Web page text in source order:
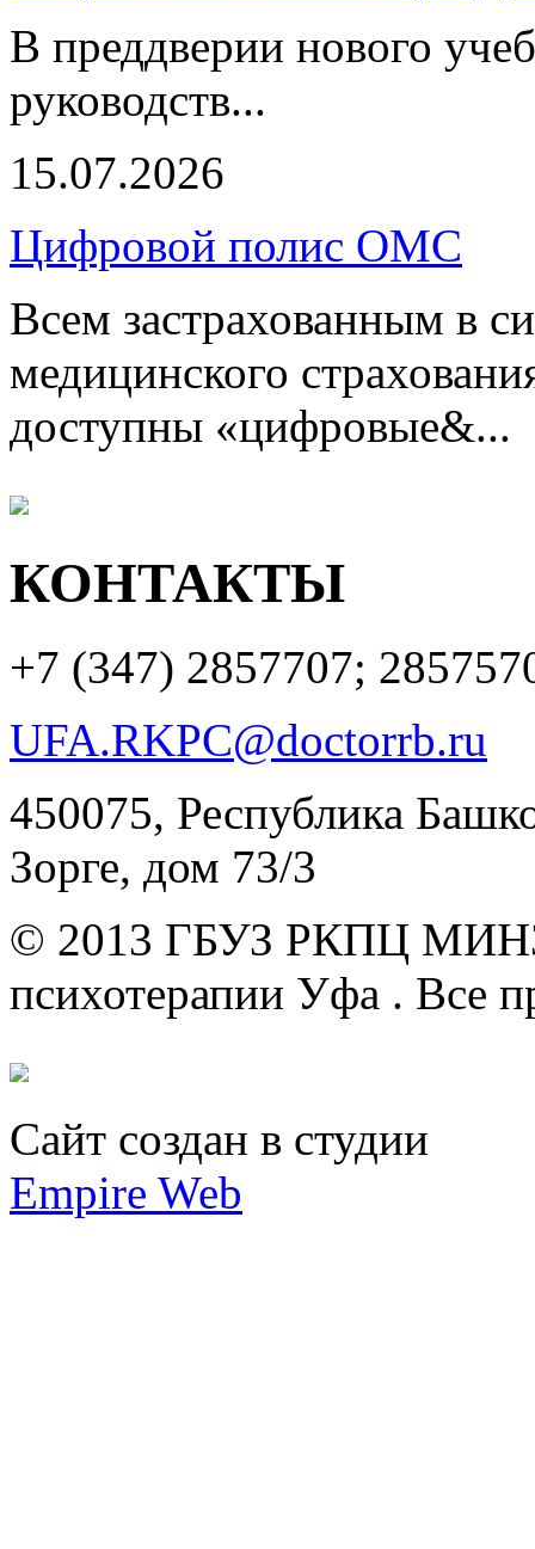
В преддверии нового
руководств...
15.07.2026
Цифровой полис ОМС
Всем застрахованным в
медицинского
доступны «цифровые&...
КОНТАКТЫ
+7 (347) 2857707;
UFA.RKPC@doctorrb.ru
450075, Республика
Зорге, дом 73/3
© 2013 ГБУЗ РКПЦ
психотерапии Уфа . Все
Сайт создан в студии
Empire Web